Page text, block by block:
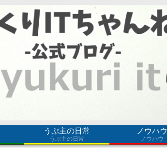
うぷ主の日常
うぷ主の日常
ノウハウ
ノウハウ